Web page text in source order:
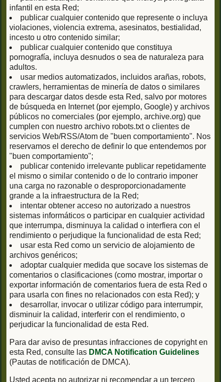
infantil en esta Red;
publicar cualquier contenido que represente o incluya
violaciones, violencia extrema, asesinatos, bestialidad,
incesto u otro contenido similar;
publicar cualquier contenido que constituya
pornografía, incluya desnudos o sea de naturaleza para
adultos.
usar medios automatizados, incluidos arañas, robots,
crawlers, herramientas de minería de datos o similares
para descargar datos desde esta Red, salvo por motores
de búsqueda en Internet (por ejemplo, Google) y archivos
públicos no comerciales (por ejemplo, archive.org) que
cumplen con nuestro archivo robots.txt o clientes de
servicios Web/RSS/Atom de "buen comportamiento". Nos
reservamos el derecho de definir lo que entendemos por
"buen comportamiento";
publicar contenido irrelevante publicar repetidamente
el mismo o similar contenido o de lo contrario imponer
una carga no razonable o desproporcionadamente
grande a la infraestructura de la Red;
intentar obtener acceso no autorizado a nuestros
sistemas informáticos o participar en cualquier actividad
que interrumpa, disminuya la calidad o interfiera con el
rendimiento o perjudique la funcionalidad de esta Red;
usar esta Red como un servicio de alojamiento de
archivos genéricos;
adoptar cualquier medida que socave los sistemas de
comentarios o clasificaciones (como mostrar, importar o
exportar información de comentarios fuera de esta Red o
para usarla con fines no relacionados con esta Red); y
desarrollar, invocar o utilizar código para interrumpir,
disminuir la calidad, interferir con el rendimiento, o
perjudicar la funcionalidad de esta Red.
Para dar aviso de presuntas infracciones de copyright en
esta Red, consulte las DMCA Notification Guidelines
(Pautas de notificación de DMCA).
Usted acepta no autorizar ni recomendar a un tercero